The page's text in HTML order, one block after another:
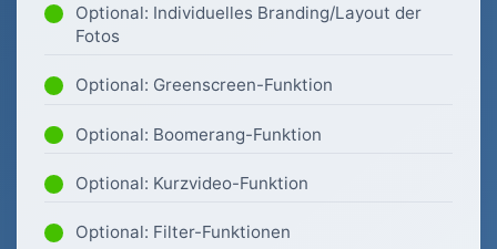
Optional: Individuelles Branding/Layout der
Fotos
Optional: Greenscreen-Funktion
Optional: Boomerang-Funktion
Optional: Kurzvideo-Funktion
Optional: Filter-Funktionen